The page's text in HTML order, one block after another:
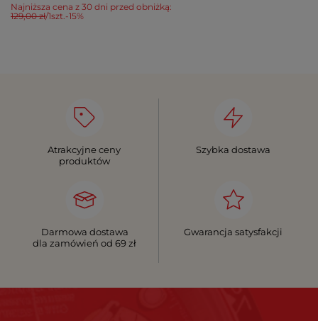
Najniższa cena z 30 dni przed obniżką:
129,00 zł/1szt.-15%
Atrakcyjne ceny
produktów
Szybka dostawa
Darmowa dostawa
dla zamówień od 69 zł
Gwarancja satysfakcji